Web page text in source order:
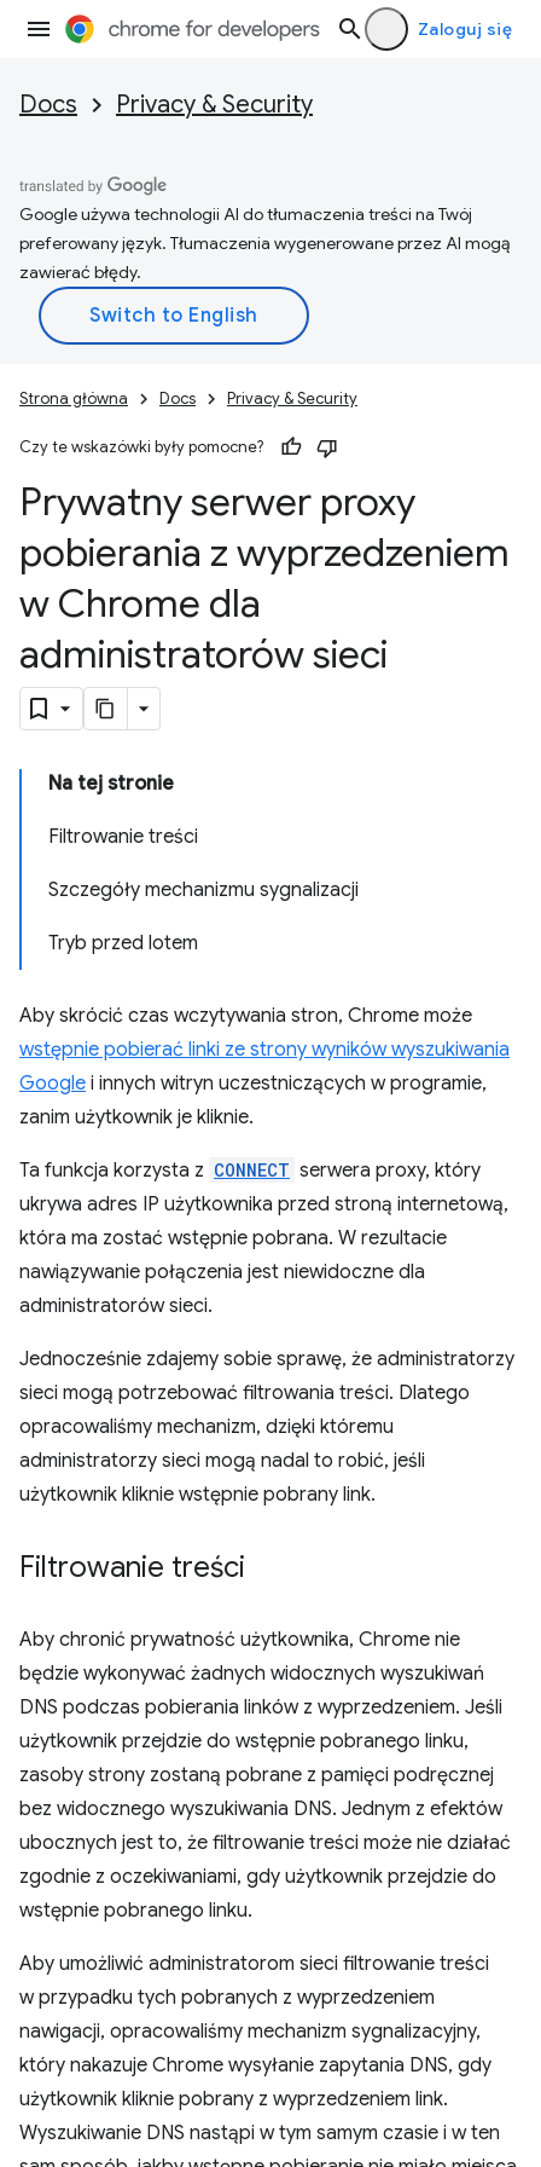
Zaloguj się
Docs Privacy & Security
Google używa technologii AI do tłumaczenia treści na Twój
preferowany język. Tłumaczenia wygenerowane przez AI mogą
zawierać błędy.
Strona główna Docs Privacy & Security
Czy te wskazówki były pomocne?
Prywatny serwer proxy
pobierania z wyprzedzeniem
w Chrome dla
administratorów sieci
Na tej stronie
Filtrowanie treści
Szczegóły mechanizmu sygnalizacji
Tryb przed lotem
Aby skrócić czas wczytywania stron, Chrome może
wstępnie pobierać linki ze strony wyników wyszukiwania
Google i innych witryn uczestniczących w programie,
zanim użytkownik je kliknie.
Ta funkcja korzysta z CONNECT serwera proxy, który
ukrywa adres IP użytkownika przed stroną internetową,
która ma zostać wstępnie pobrana. W rezultacie
nawiązywanie połączenia jest niewidoczne dla
administratorów sieci.
Jednocześnie zdajemy sobie sprawę, że administratorzy
sieci mogą potrzebować filtrowania treści. Dlatego
opracowaliśmy mechanizm, dzięki któremu
administratorzy sieci mogą nadal to robić, jeśli
użytkownik kliknie wstępnie pobrany link.
Filtrowanie treści
Aby chronić prywatność użytkownika, Chrome nie
będzie wykonywać żadnych widocznych wyszukiwań
DNS podczas pobierania linków z wyprzedzeniem. Jeśli
użytkownik przejdzie do wstępnie pobranego linku,
zasoby strony zostaną pobrane z pamięci podręcznej
bez widocznego wyszukiwania DNS. Jednym z efektów
ubocznych jest to, że filtrowanie treści może nie działać
zgodnie z oczekiwaniami, gdy użytkownik przejdzie do
wstępnie pobranego linku.
Aby umożliwić administratorom sieci filtrowanie treści
w przypadku tych pobranych z wyprzedzeniem
nawigacji, opracowaliśmy mechanizm sygnalizacyjny,
który nakazuje Chrome wysyłanie zapytania DNS, gdy
użytkownik kliknie pobrany z wyprzedzeniem link.
Wyszukiwanie DNS nastąpi w tym samym czasie i w ten